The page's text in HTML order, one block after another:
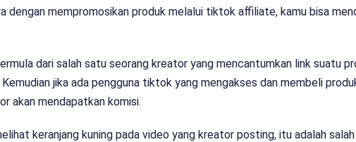
dengan mempromosikan produk melalui tiktok affiliate, kamu bisa
dari salah satu seorang kreator yang mencantumkan link suatu
jika ada pengguna tiktok yang mengakses dan membeli
akan mendapatkan komisi.
keranjang kuning pada video yang kreator posting, itu adalah